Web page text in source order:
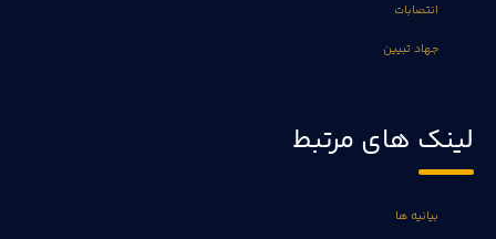
انتصابات
جهاد تبیین
لینک های مرتبط
بیانیه ها